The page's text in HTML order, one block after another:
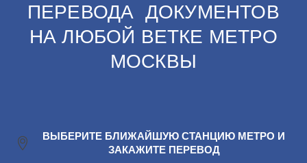
ПЕРЕВОДА ДОКУМЕНТОВ
НА ЛЮБОЙ ВЕТКЕ МЕТРО
МОСКВЫ
ВЫБЕРИТЕ БЛИЖАЙШУЮ СТАНЦИЮ МЕТРО И
ЗАКАЖИТЕ ПЕРЕВОД